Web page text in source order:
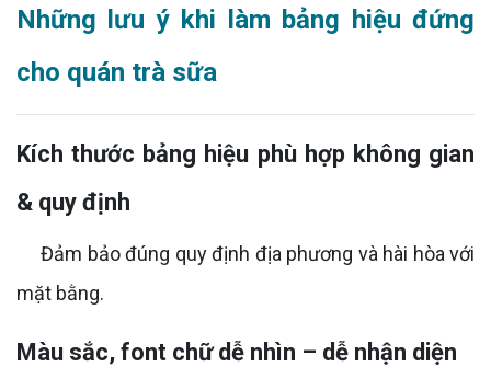
Những lưu ý khi làm bảng hiệu đứng
cho quán trà sữa
Kích thước bảng hiệu phù hợp không gian
& quy định
Đảm bảo đúng quy định địa phương và hài hòa với
mặt bằng.
Màu sắc, font chữ dễ nhìn – dễ nhận diện